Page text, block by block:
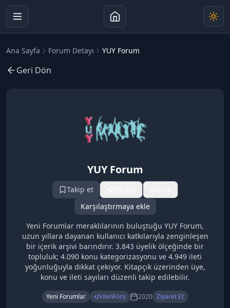
Ana Sayfa Forum Detayı YUY Forum
Geri Dön
YUY Forum
Takip et
Karşılaştırmaya ekle
Yeni Forumlar meraklılarının buluştuğu YUY Forum,
uzun yıllara dayanan kullanıcı katkılarıyla zenginleşen
bir içerik arşivi barındırır. 3.843 üyelik ölçeğinde bir
topluluk; 4.090 konu kategorizasyonu ve 4.949 ileti
yoğunluğuyla dikkat çekiyor. Kitapçık üzerinden üye,
konu ve ileti sayıları düzenli takip edilebilir.
Yeni Forumlar XenForo 2020 Ziyaret Et